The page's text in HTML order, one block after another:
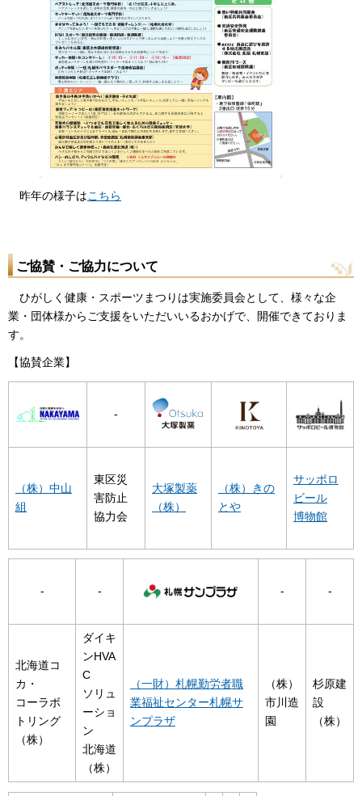
昨年の様子はこちら
ご協賛・ご協力について
ひがしく健康・スポーツまつりは実施委員会として、様々な企
業・団体様からご支援をいただいいるおかげで、開催できておりま
す。
【協賛企業】
-
（株）中山
組
東区災
害防止
協力会
大塚製薬
（株）
（株）きの
とや
サッポロ
ビール
博物館
- - - -
北海道コ
カ・
コーラボ
トリング
（株）
ダイキ
ンHVA
C
ソリュ
ーショ
ン
北海道
（株）
（一財）札幌勤労者職
業福祉センター札幌サ
ンプラザ
（株）
市川造
園
杉原建
設
（株）